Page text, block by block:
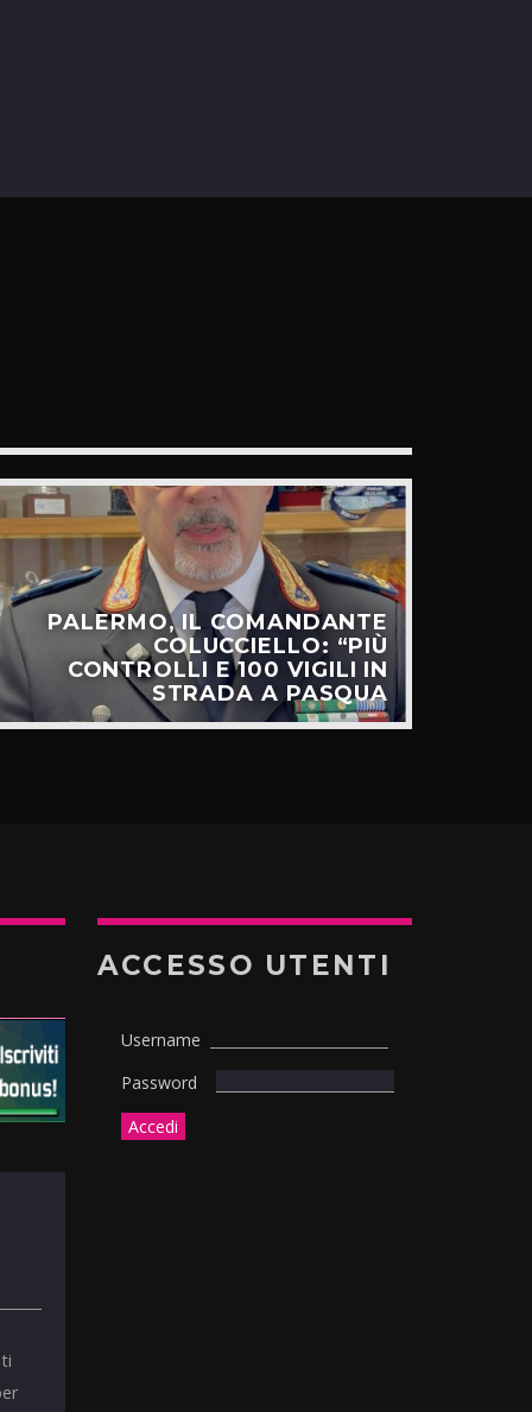
PALERMO, IL COMANDANTE
COLUCCIELLO: “PIÙ
CONTROLLI E 100 VIGILI IN
STRADA A PASQUA
ACCESSO UTENTI
Username
Password